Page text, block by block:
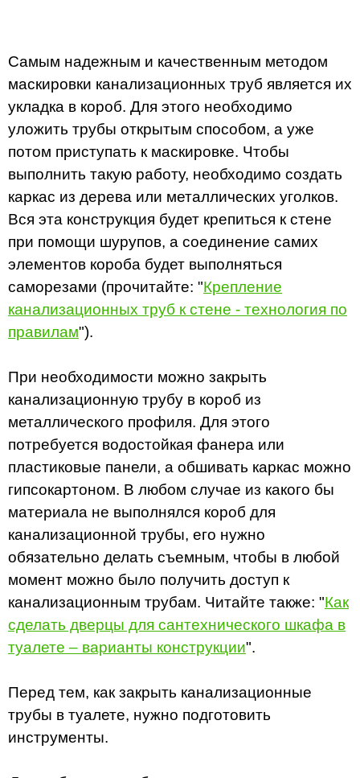
Самым надежным и качественным методом
маскировки канализационных труб является их
укладка в короб. Для этого необходимо
уложить трубы открытым способом, а уже
потом приступать к маскировке. Чтобы
выполнить такую работу, необходимо создать
каркас из дерева или металлических уголков.
Вся эта конструкция будет крепиться к стене
при помощи шурупов, а соединение самих
элементов короба будет выполняться
саморезами (прочитайте: "Крепление
канализационных труб к стене - технология по
правилам").
При необходимости можно закрыть
канализационную трубу в короб из
металлического профиля. Для этого
потребуется водостойкая фанера или
пластиковые панели, а обшивать каркас можно
гипсокартоном. В любом случае из какого бы
материала не выполнялся короб для
канализационной трубы, его нужно
обязательно делать съемным, чтобы в любой
момент можно было получить доступ к
канализационным трубам. Читайте также: "Как
сделать дверцы для сантехнического шкафа в
туалете – варианты конструкции".
Перед тем, как закрыть канализационные
трубы в туалете, нужно подготовить
инструменты.